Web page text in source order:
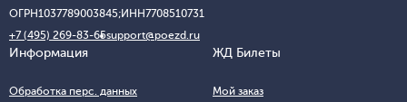
ОГРН1037789003845;ИНН7708510731
+7 (495) 269-83-65support@poezd.ru
Информация
Обработка перс. данных
ЖД Билеты
Мой заказ